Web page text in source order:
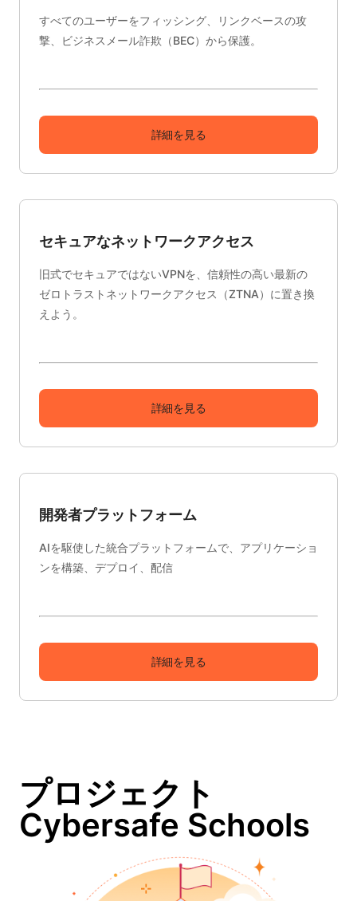
すべてのユーザーをフィッシング、リンクベースの攻
撃、ビジネスメール詐欺（BEC）から保護。
詳細を見る
セキュアなネットワークアクセス
旧式でセキュアではないVPNを、信頼性の高い最新の
ゼロトラストネットワークアクセス（ZTNA）に置き換
えよう。
詳細を見る
開発者プラットフォーム
AIを駆使した統合プラットフォームで、アプリケーショ
ンを構築、デプロイ、配信
詳細を見る
プロジェクト
Cybersafe Schools